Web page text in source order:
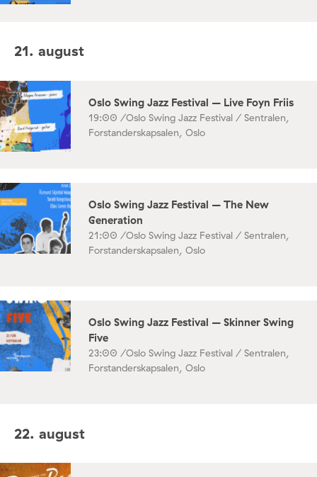
21. august
Oslo Swing Jazz Festival – Live Foyn Friis
19:00 /Oslo Swing Jazz Festival / Sentralen,
Forstanderskapsalen, Oslo
Oslo Swing Jazz Festival – The New
Generation
21:00 /Oslo Swing Jazz Festival / Sentralen,
Forstanderskapsalen, Oslo
Oslo Swing Jazz Festival – Skinner Swing
Five
23:00 /Oslo Swing Jazz Festival / Sentralen,
Forstanderskapsalen, Oslo
22. august